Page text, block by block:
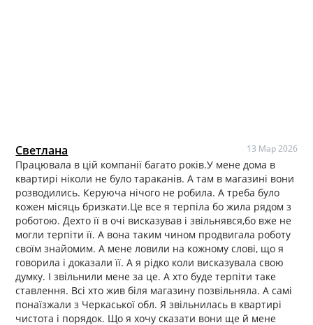
Светлана 13 Мар 2026
Працювала в цій компанії багато років.У мене дома в
квартирі ніколи не було тараканів. А там в магазині вони
розводились. Керуюча нічого не робила. А треба було
кожен місяць бризкати.Це все я терпіла бо жила рядом з
роботою. Дехто її в очі висказував і звільнявся,бо вже не
могли терпіти її. А вона таким чином продвигала роботу
своїм знайомим. А мене ловили на кожному слові, що я
говорила і доказали її. А я рідко коли висказувала свою
думку. І звільнили мене за це. А хто буде терпіти таке
ставлення. Всі хто жив біля магазину позвільняла. А самі
понаїзжали з Черкаської обл. Я звільнилась в квартирі
чистота і порядок. Що я хочу сказати вони ще й мене